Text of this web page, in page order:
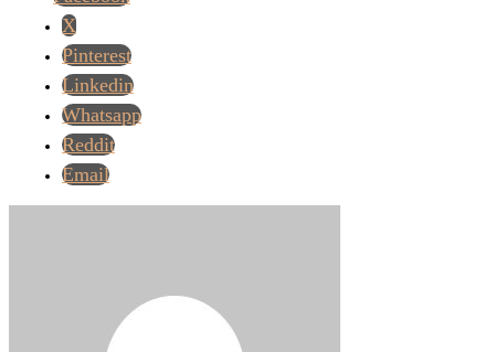
X
Pinterest
Linkedin
Whatsapp
Reddit
Email